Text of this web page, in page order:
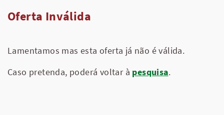
Oferta Inválida
Lamentamos mas esta oferta já não é válida.
Caso pretenda, poderá voltar à pesquisa.